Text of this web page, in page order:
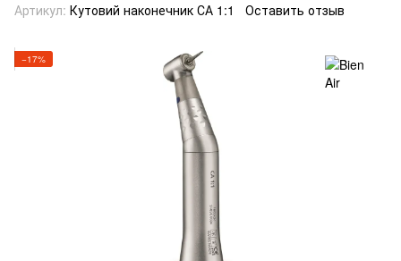
Артикул: Кутовий наконечник СА 1:1 Оставить отзыв
−17%